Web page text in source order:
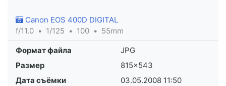
Canon EOS 400D DIGITAL
f/11.0
1/125 100 55mm
Формат файла
JPG
Размер
815×543
Дата съёмки
03.05.2008 11:50